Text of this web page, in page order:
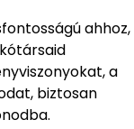
ahhoz,
a
biztosan